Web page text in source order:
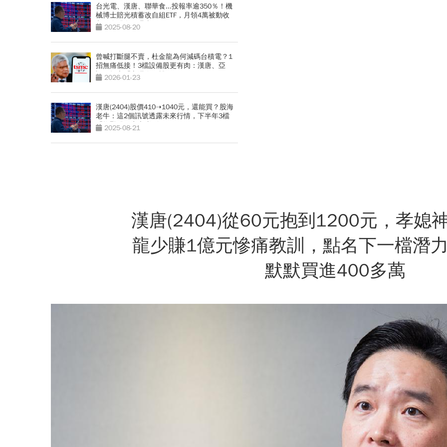
台光電、漢唐、聯華食...投報率逾350％！機
械博士賠光積蓄改自組ETF，月領4萬被動收
入，存股名單曝光
2025-08-20
曾喊打斷腿不賣，杜金龍為何減碼台積電？1
招無痛低接！3檔設備股更有肉：漢唐、亞
翔、帆宣「它還在低檔」
2026-01-23
漢唐(2404)股價410➝1040元，還能買？股海
老牛：這2個訊號透露未來行情，下半年3檔
「抱緊股」安心賺到飽
2025-08-21
漢唐(2404)從60元抱到1200元，孝媳
龍少賺1億元慘痛教訓，點名下一檔潛
默默買進400多萬